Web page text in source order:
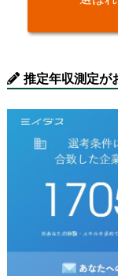
推定年収測定が